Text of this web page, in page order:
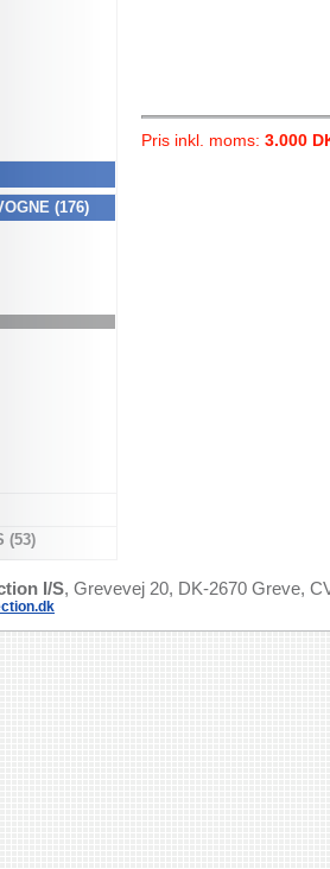
(176)
(53)
Pris inkl. moms: 3.000
I/S, Grevevej 20, DK-2670 Greve,